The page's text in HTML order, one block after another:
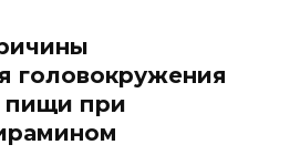
головокружения
пищи при